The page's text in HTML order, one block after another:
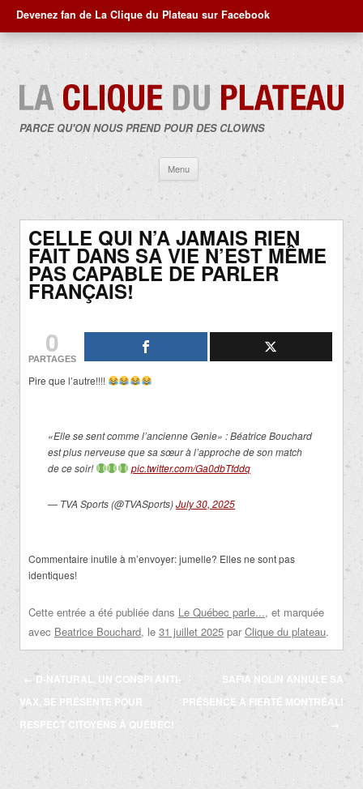
Devenez fan de La Clique du Plateau sur Facebook
PARCE QU'ON NOUS PREND POUR DES CLOWNS
Menu
contenu
CELLE QUI N’A JAMAIS RIEN
FAIT DANS SA VIE N’EST MÊME
PAS CAPABLE DE PARLER
FRANÇAIS!
0
PARTAGES
Pire que l’autre!!!!
«Elle se sent comme l’ancienne Genie» : Béatrice Bouchard
est plus nerveuse que sa sœur à l’approche de son match
de ce soir!
pic.twitter.com/Ga0dbTfddq
— TVA Sports (@TVASports)July 30, 2025
Commentaire inutile à m’envoyer: jumelle? Elles ne sont pas
identiques!
Cette entrée a été publiée dans Le Québec parle..., et marquée
avec Beatrice Bouchard, le 31 juillet 2025 par Clique du plateau.
Navigation
des
articles
← D-NATURAL, UN CONSPI ANTI-
VAX, SE PRÉSENTE POUR
RESPECT CITOYENS À QUÉBEC!
SAFIA NOLIN ANNULE SA
PRÉSENCE À FIERTÉ MONTRÉAL!
→